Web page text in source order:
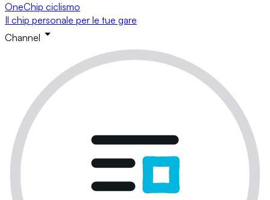
OneChip ciclismo
Il chip personale per le tue gare
Channel